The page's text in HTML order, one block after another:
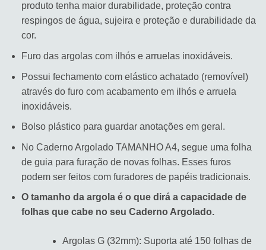
produto tenha maior durabilidade, proteção contra
respingos de água, sujeira e proteção e durabilidade da
cor.
Furo das argolas com ilhós e arruelas inoxidáveis.
Possui fechamento com elástico achatado (removível)
através do furo com acabamento em ilhós e arruela
inoxidáveis.
Bolso plástico para guardar anotações em geral.
No Caderno Argolado TAMANHO A4, segue uma folha
de guia para furação de novas folhas. Esses furos
podem ser feitos com furadores de papéis tradicionais.
O tamanho da argola é o que dirá a capacidade de
folhas que cabe no seu Caderno Argolado.
Argolas G (32mm): Suporta até 150 folhas de